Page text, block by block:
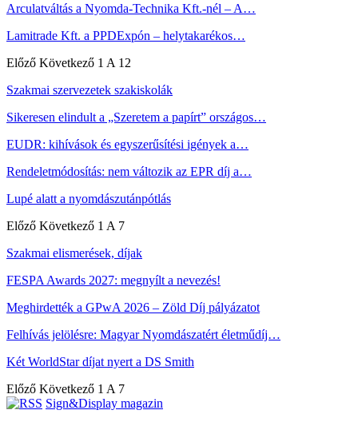
Arculatváltás a Nyomda-Technika Kft.-nél – A…
Lamitrade Kft. a PPDExpón – helytakarékos…
Előző Következő 1 A 12
Szakmai szervezetek szakiskolák
Sikeresen elindult a „Szeretem a papírt” országos…
EUDR: kihívások és egyszerűsítési igények a…
Rendeletmódosítás: nem változik az EPR díj a…
Lupé alatt a nyomdászutánpótlás
Előző Következő 1 A 7
Szakmai elismerések, díjak
FESPA Awards 2027: megnyílt a nevezés!
Meghirdették a GPwA 2026 – Zöld Díj pályázatot
Felhívás jelölésre: Magyar Nyomdászatért életműdíj…
Két WorldStar díjat nyert a DS Smith
Előző Következő 1 A 7
Sign&Display magazin